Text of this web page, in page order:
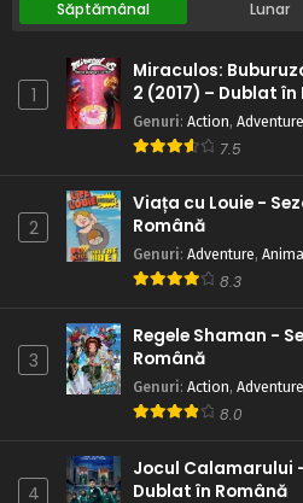
Săptămânal Lunar
1
Miraculos:
2 (2017) – Dublat în
Genuri: Action, Adventure
7.5
2
Viața cu Louie -
Română
Genuri: Adventure,
8.3
3
Regele Shaman -
Română
Genuri: Action, Adventure
8.0
4
Jocul Calamarului
Dublat în Română